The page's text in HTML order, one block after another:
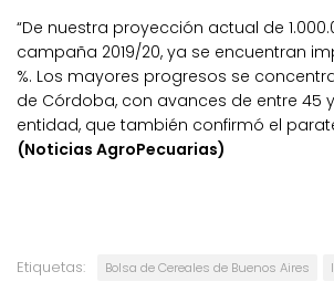
“De nuestra proyección actual de
campaña 2019/20, ya se encuentran
%. Los mayores progresos se
de Córdoba, con avances de entre 45 y
entidad, que también confirmó el
(Noticias AgroPecuarias)
Etiquetas: Bolsa de Cereales de Buenos Aires